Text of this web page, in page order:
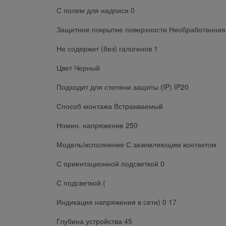
С полем для надписи 0
Защитное покрытие поверхности Необработанная
Не содержит (без) галогенов 1
Цвет Черный
Подходит для степени защиты (IP) IP20
Способ монтажа Встраиваемый
Номин. напряжение 250
Модель/исполнение С заземляющим контактом
С ориентационной подсветкой 0
С подсветкой (
Индикация напряжения в сети) 0 17
Глубина устройства 45